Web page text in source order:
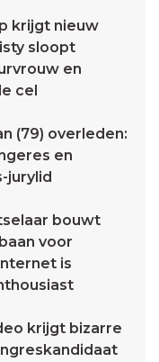
krijgt nieuw
sloopt
en
cel
(79) overleden:
en
jurylid
bouwt
voor
is
krijgt bizarre